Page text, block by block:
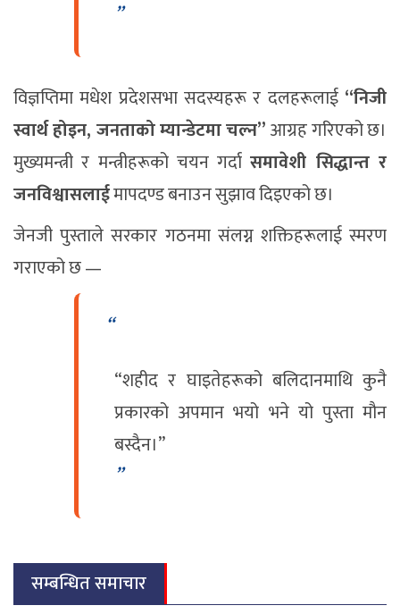
विज्ञप्तिमा मधेश प्रदेशसभा सदस्यहरू र दलहरूलाई “निजी
स्वार्थ होइन, जनताको म्यान्डेटमा चल्न”आग्रह गरिएको छ।
मुख्यमन्त्री र मन्त्रीहरूको चयन गर्दासमावेशी सिद्धान्त र
जनविश्वासलाईमापदण्ड बनाउन सुझाव दिइएको छ।
जेनजी पुस्ताले सरकार गठनमा संलग्न शक्तिहरूलाई स्मरण
गराएको छ —
“शहीद र घाइतेहरूको बलिदानमाथि कुनै
प्रकारको अपमान भयो भने यो पुस्ता मौन
बस्दैन।”
सम्बन्धित समाचार